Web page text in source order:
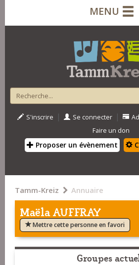
MENU
S'inscrire | Se connecter |
Faire un don
Proposer un évènement
Tamm-Kreiz Annuaire
Maëla AUFFRAY
Mettre cette personne en favori
Groupes